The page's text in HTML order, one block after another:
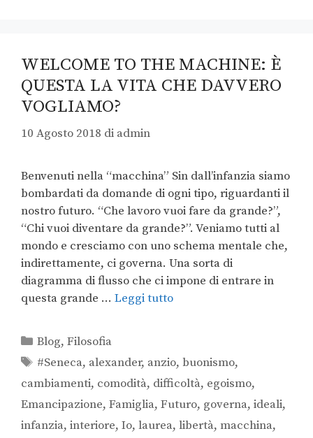
WELCOME TO THE MACHINE: È
QUESTA LA VITA CHE DAVVERO
VOGLIAMO?
10 Agosto 2018 di admin
Benvenuti nella “macchina” Sin dall’infanzia siamo
bombardati da domande di ogni tipo, riguardanti il
nostro futuro. “Che lavoro vuoi fare da grande?”,
“Chi vuoi diventare da grande?”. Veniamo tutti al
mondo e cresciamo con uno schema mentale che,
indirettamente, ci governa. Una sorta di
diagramma di flusso che ci impone di entrare in
questa grande … Leggi tutto
Blog,Filosofia
#Seneca, alexander, anzio,buonismo,
cambiamenti, comodità, difficoltà, egoismo,
Emancipazione, Famiglia, Futuro, governa, ideali,
infanzia, interiore, Io, laurea, libertà, macchina,